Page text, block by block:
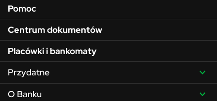
Pomoc
Centrum dokumentów
Placówki i bankomaty
Przydatne
O Banku